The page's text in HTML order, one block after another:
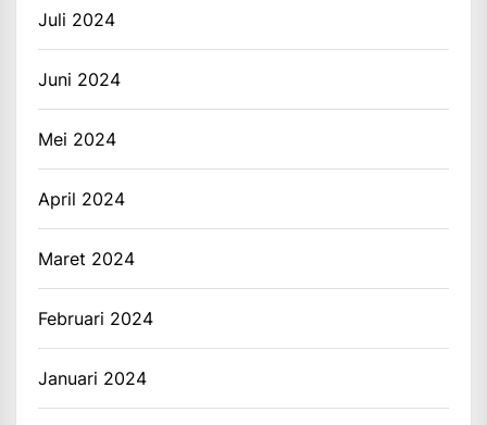
Juli 2024
Juni 2024
Mei 2024
April 2024
Maret 2024
Februari 2024
Januari 2024